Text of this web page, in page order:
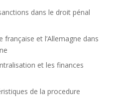
dans le droit pénal
française et l’Allemagne dans
et les finances
de la procedure